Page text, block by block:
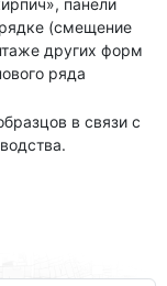
панели
(смещение
других форм
ряда
в связи с